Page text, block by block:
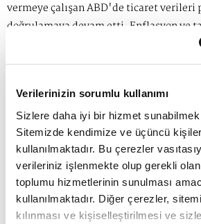
Verilerinizin sorumlu kullanımı
Sizlere daha iyi bir hizmet
Sitemizde kendimize ve üçüncü
kullanılmaktadır. Bu çerezler
verileriniz işlenmekte olup gerekli
toplumu hizmetlerinin sunulması
kullanılmaktadır. Diğer çerezler,
kılınması ve kişiselleştirilmesi ve
vermeye çalışan ABD'de ticaret
doğrulamaya devam etti. Enflasyon ve
18 aydır kurtulamayan Washington
öncesinde karamsarlık artarken,
gelmesi ABD tahvil getirilerini de
raporlara göre, ABD'de ekonominin
yapacağına dair beklentiler devam
bilançolarındaki yoğunlaşma hisse ve
dalgalanmaları artırmaya devam etti.
satışlar, bir önceki aya göre yüzde 0,4
dolar olarak kaydedildi. Analistler, bu